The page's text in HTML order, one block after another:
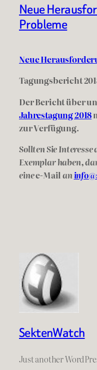
Neue
Probleme
Neue
Tagungsbericht
Der Bericht über
Jahrestagung 2018
zur Verfügung.
Sollten Sie
Exemplar haben,
einee-Mailan
SektenWatch
Just another